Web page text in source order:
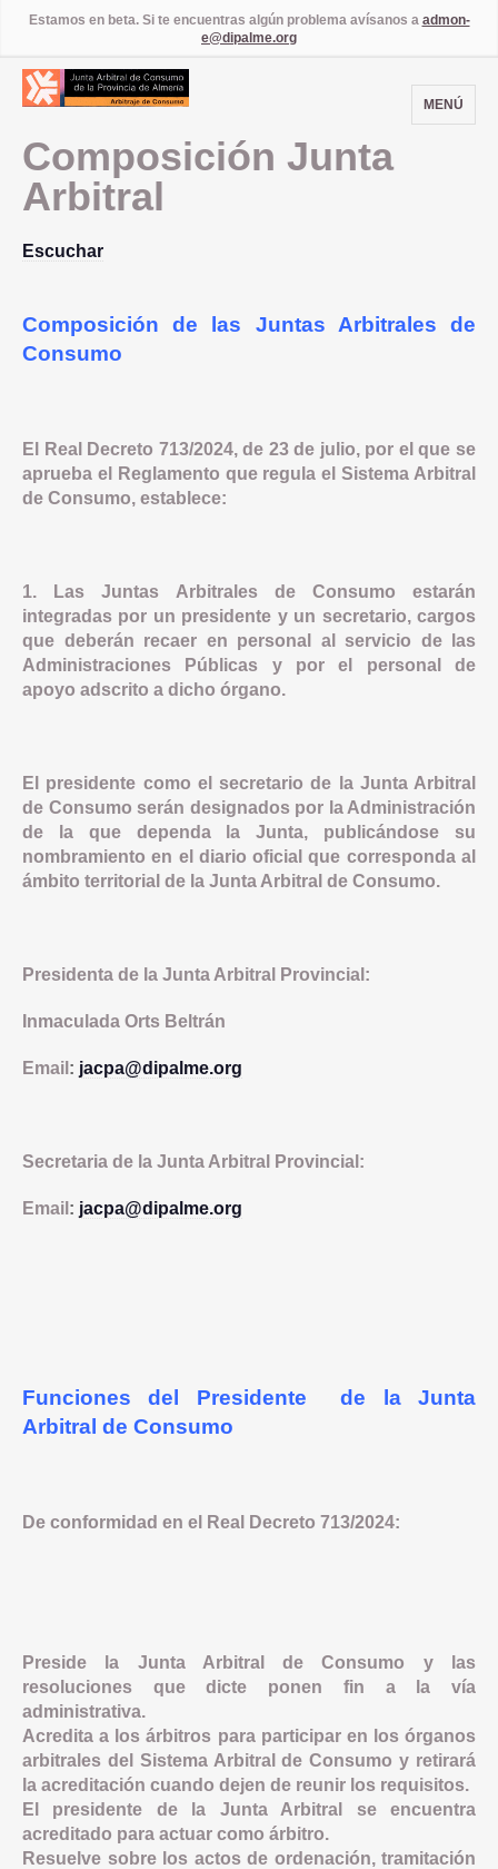
Estamos en beta. Si te encuentras algún problema avísanos a admon-
e@dipalme.org
MENÚ
Composición Junta
Arbitral
Escuchar
Composición de las Juntas Arbitrales de
Consumo
El Real Decreto 713/2024, de 23 de julio, por el que se
aprueba el Reglamento que regula el Sistema Arbitral
de Consumo, establece:
1. Las Juntas Arbitrales de Consumo estarán
integradas por un presidente y un secretario, cargos
que deberán recaer en personal al servicio de las
Administraciones Públicas y por el personal de
apoyo adscrito a dicho órgano.
El presidente como el secretario de la Junta Arbitral
de Consumo serán designados por la Administración
de la que dependa la Junta, publicándose su
nombramiento en el diario oficial que corresponda al
ámbito territorial de la Junta Arbitral de Consumo.
Presidenta de la Junta Arbitral Provincial:
Inmaculada Orts Beltrán
Email : jacpa@dipalme.org
Secretaria de la Junta Arbitral Provincial:
Email : jacpa@dipalme.org
Funciones del Presidente de la Junta
Arbitral de Consumo
De conformidad en el Real Decreto 713/2024:
Preside la Junta Arbitral de Consumo y las
resoluciones que dicte ponen fin a la vía
administrativa.
Acredita a los árbitros para participar en los órganos
arbitrales del Sistema Arbitral de Consumo y retirará
la acreditación cuando dejen de reunir los requisitos.
El presidente de la Junta Arbitral se encuentra
acreditado para actuar como árbitro.
Resuelve sobre los actos de ordenación, tramitación